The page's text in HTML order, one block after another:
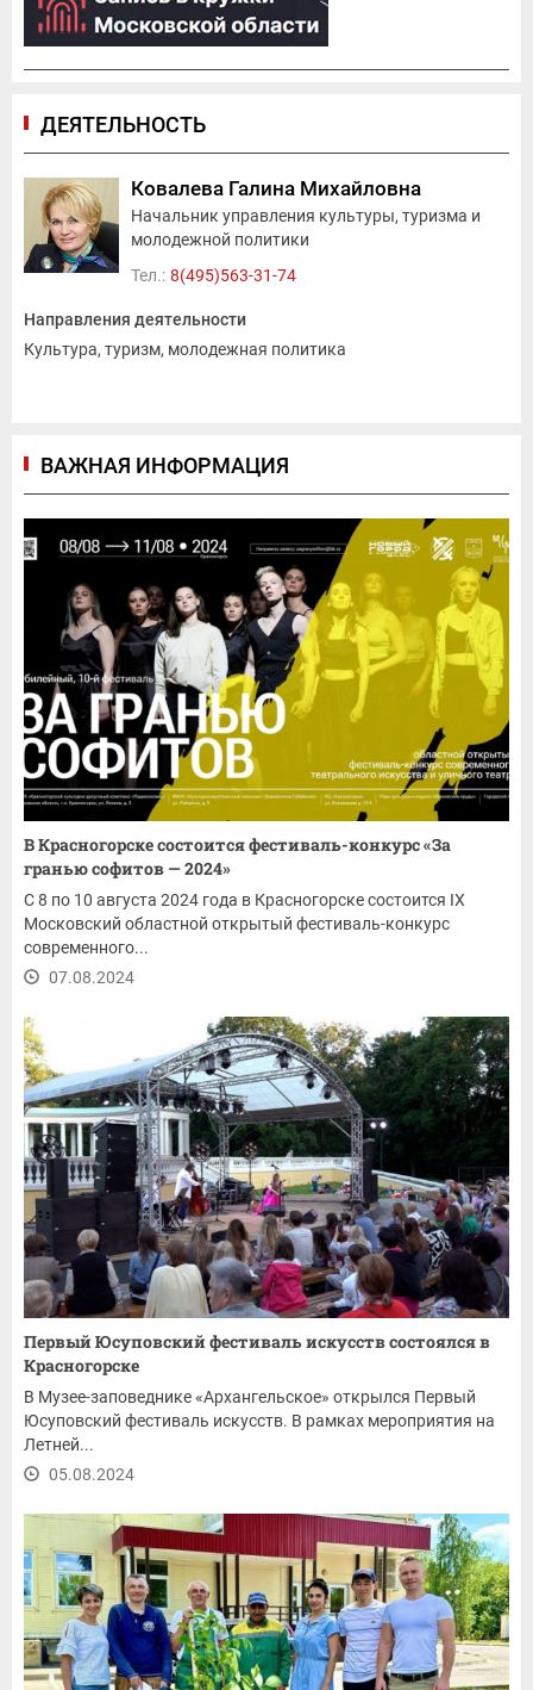
ДЕЯТЕЛЬНОСТЬ
Ковалева Галина Михайловна
Начальник управления культуры, туризма и
молодежной политики
Тел.: 8(495)563-31-74
Направления деятельности
Культура, туризм, молодежная политика
ВАЖНАЯ ИНФОРМАЦИЯ
В Красногорске состоится фестиваль-конкурс «За
гранью софитов — 2024»
С 8 по 10 августа 2024 года в Красногорске состоится IX
Московский областной открытый фестиваль-конкурс
современного...
07.08.2024
Первый Юсуповский фестиваль искусств состоялся в
Красногорске
В Музее-заповеднике «Архангельское» открылся Первый
Юсуповский фестиваль искусств. В рамках мероприятия на
Летней...
05.08.2024